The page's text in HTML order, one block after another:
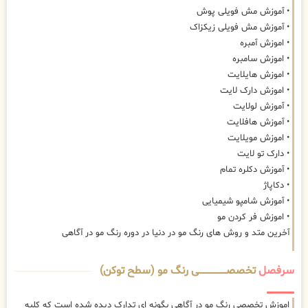
• آموزش مش فویلی پوش
• آموزش مش فویلی زیکزاک
• اموزش آمبره
• اموزش سامبره
• اموزش هایلایت
• اموزش دارک لایت
• آموزش لولایت
• آموزش هافلایت
• اموزش مویلایت
• دارک تو لایت
• آموزش دکلره تمام
• دکاپاژ
• آموزش شامپو شیمیایی
• اموزش فر کردن مو
آخرین متد و روش های رنگ مو در دنیا در دوره رنگ مو در آگاهی
سرفصلتخصصــــــــــــــــــــی رنگ مو (سطح توکن)
اموزش تخصصی رنگ مو در آگاهی بگونه ای تدارک دیده شده است که کلیه